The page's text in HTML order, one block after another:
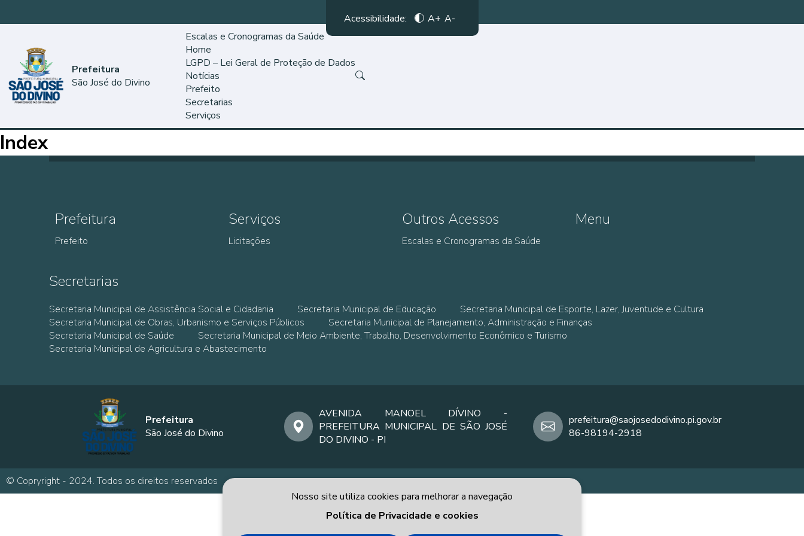
Acessibilidade: A+ A-
Prefeitura
São José do Divino
Escalas e Cronogramas da Saúde
Home
LGPD – Lei Geral de Proteção de Dados
Notícias
Prefeito
Secretarias
Serviços
Index
Prefeitura
Prefeito
Serviços
Licitações
Outros Acessos
Escalas e Cronogramas da Saúde
Menu
Secretarias
Secretaria Municipal de Assistência Social e Cidadania Secretaria Municipal de Educação
Secretaria Municipal de Esporte, Lazer, Juventude e Cultura
Secretaria Municipal de Obras, Urbanismo e Serviços Públicos
Secretaria Municipal de Planejamento, Administração e Finanças
Secretaria Municipal de Saúde
Secretaria Municipal de Meio Ambiente, Trabalho, Desenvolvimento Econômico e Turismo
Secretaria Municipal de Agricultura e Abastecimento
Prefeitura
São José do Divino
AVENIDA MANOEL DÍVINO -
PREFEITURA MUNICIPAL DE SÃO JOSÉ
DO DIVINO - PI
prefeitura@saojosedodivino.pi.gov.br
86-98194-2918
© Copryright - 2024. Todos os direitos reservados
Nosso site utiliza cookies para melhorar a navegação
Política de Privacidade e cookies